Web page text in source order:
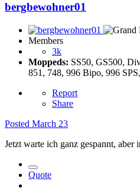
bergbewohner01
Members
3k
Moppeds: SS50, GS500,
851, 748, 996 Bipo, 996
Report
Share
Posted March 23
Jetzt warte ich ganz gespannt, aber
Quote